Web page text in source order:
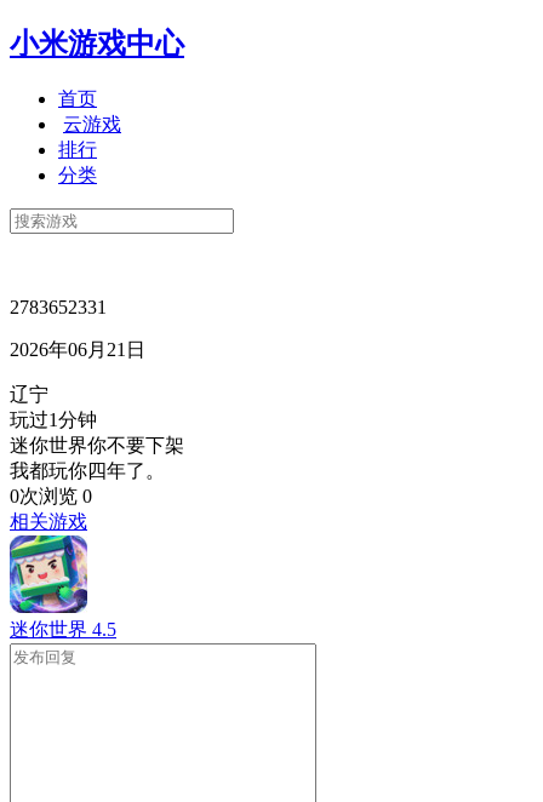
小米游戏中心
首页
云游戏
排行
分类
2783652331
2026年06月21日
辽宁
玩过1分钟
迷你世界你不要下架
我都玩你四年了。
0次浏览 0
相关游戏
迷你世界 4.5